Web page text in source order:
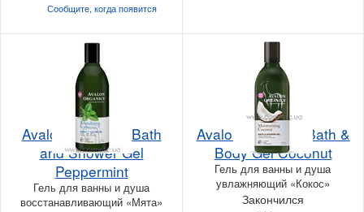
Сообщите, когдапоявится
Avalon Organics Bath
and Shower Gel
Peppermint
Гель для ванны и душа
восстанавливающий «Мята»
Avalon Organics Bath &
Body Gel Coconut
Гель для ванны и душа
увлажняющий «Кокос»
Закончился